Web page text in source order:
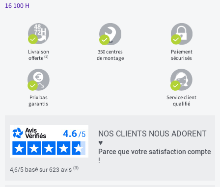
16 100 H
Livraison
offerte(1)
350 centres
de montage
Paiement
sécurisés
Prix bas
garantis
Service client
qualifié
NOS CLIENTS NOUS ADORENT
♥
Parce que votre satisfaction compte
!
4,6/5 basé sur 623 avis (3)